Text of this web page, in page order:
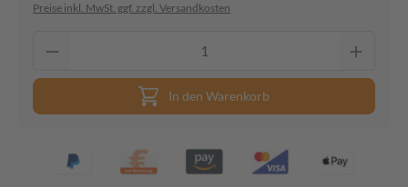
Preise inkl. MwSt. ggf. zzgl. Versandkosten
In den Warenkorb